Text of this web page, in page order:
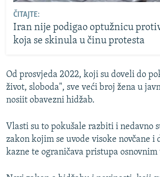
ČITAJTE:
Iran nije podigao optužnicu
koja se skinula u činu protesta
Od prosvjeda 2022, koji su doveli do
život, sloboda", sve veći broj žena u
nosiit obavezni hidžab.
Vlasti su to pokušale razbiti i nedavno
zakon kojim se uvode visoke novčane i
kazne te ograničava pristupa osnovnim